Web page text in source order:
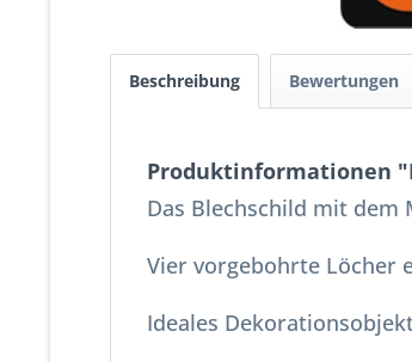
Beschreibung Bewertungen
Produktinformationen
Das Blechschild mit dem
Vier vorgebohrte Löcher
Ideales